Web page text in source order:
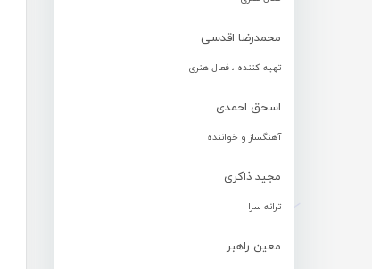
محمدرضا اقدسی
تهیه کننده ، فعال هنری
اسحق احمدی
آهنگساز و خواننده
مجید ذاکری
ترانه سرا
معین راهبر